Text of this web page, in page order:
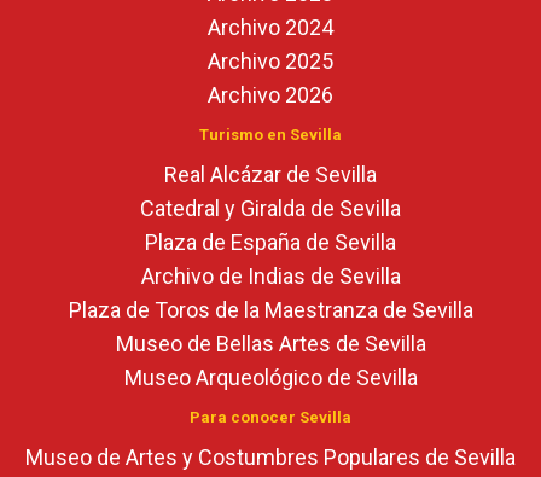
Archivo 2024
Archivo 2025
Archivo 2026
Turismo en Sevilla
Real Alcázar de Sevilla
Catedral y Giralda de Sevilla
Plaza de España de Sevilla
Archivo de Indias de Sevilla
Plaza de Toros de la Maestranza de Sevilla
Museo de Bellas Artes de Sevilla
Museo Arqueológico de Sevilla
Para conocer Sevilla
Museo de Artes y Costumbres Populares de Sevilla